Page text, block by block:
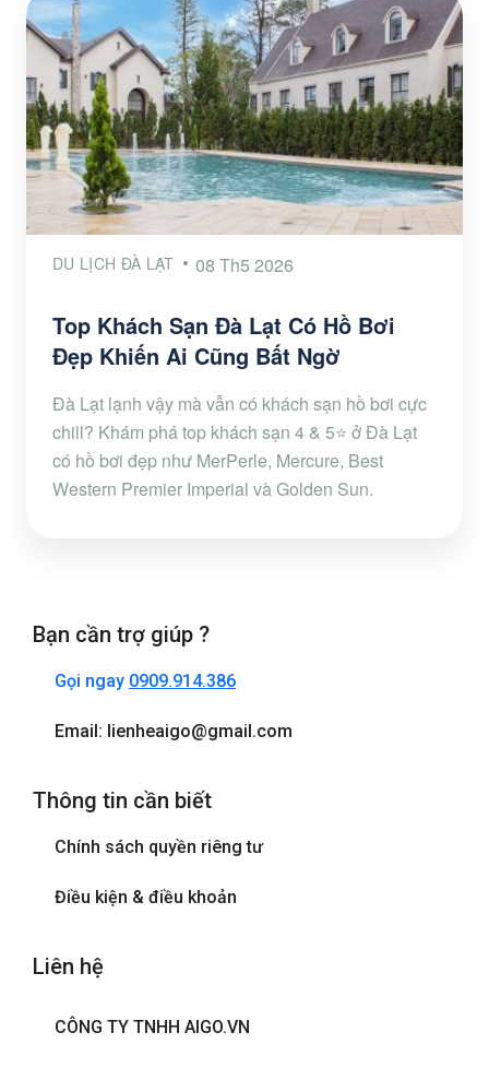
DU LỊCH ĐÀ LẠT 08 Th5 2026
Top Khách Sạn Đà Lạt Có Hồ Bơi
Đẹp Khiến Ai Cũng Bất Ngờ
Đà Lạt lạnh vậy mà vẫn có khách sạn hồ bơi cực
chill? Khám phá top khách sạn 4 & 5⭐ ở Đà Lạt
có hồ bơi đẹp như MerPerle, Mercure, Best
Western Premier Imperial và Golden Sun.
Bạn cần trợ giúp ?
Gọi ngay 0909.914.386
Email: lienheaigo@gmail.com
Thông tin cần biết
Chính sách quyền riêng tư
Điều kiện & điều khoản
Liên hệ
CÔNG TY TNHH AIGO.VN